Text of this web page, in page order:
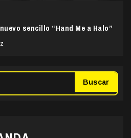
sencillo “Hand Me a Halo”
Buscar